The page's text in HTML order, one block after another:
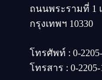
ถนนพระรามที่ 1
กรุงเทพฯ 10330
โทรศัพท์ : 0-
โทรสาร : 0-2205-